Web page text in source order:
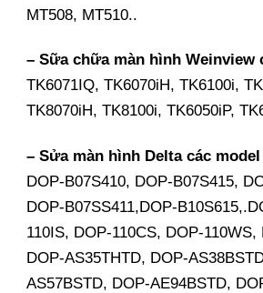
MT508, MT510..
– Sữa chữa màn hình Weinview
TK6071IQ, TK6070iH, TK6100i,
TK8070iH, TK8100i, TK6050iP,
– Sửa màn hình Delta các model
DOP-B07S410, DOP-B07S415,
DOP-B07SS411,DOP-
110IS, DOP-110CS, DOP-110WS,
DOP-AS35THTD, DOP-
AS57BSTD, DOP-AE94BSTD,